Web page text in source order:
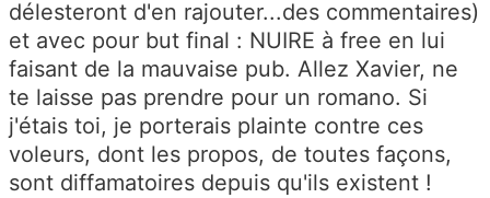
délesteront d'en rajouter...des commentaires)
et avec pour but final : NUIRE à free en lui
faisant de la mauvaise pub. Allez Xavier, ne
te laisse pas prendre pour un romano. Si
j'étais toi, je porterais plainte contre ces
voleurs, dont les propos, de toutes façons,
sont diffamatoires depuis qu'ils existent !